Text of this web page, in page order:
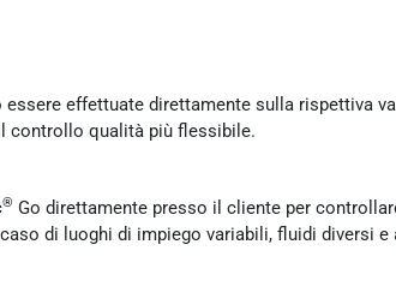
effettuate direttamente sulla rispettiva
controllo qualità più flessibile.
® Go direttamente presso il cliente per
di luoghi di impiego variabili, fluidi diversi e